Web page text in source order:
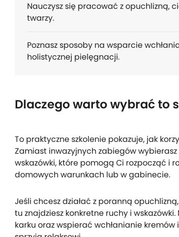
Nauczysz się pracować z opuchlizną,
twarzy.
Poznasz sposoby na wsparcie
holistycznej pielęgnacji.
Dlaczego warto wybrać to
To praktyczne szkolenie pokazuje, jak
Zamiast inwazyjnych zabiegów
wskazówki, które pomogą Ci rozpocząć i
domowych warunkach lub w gabinecie.
Jeśli chcesz działać z poranną
tu znajdziesz konkretne ruchy i
karku oraz wspierać wchłanianie kremów